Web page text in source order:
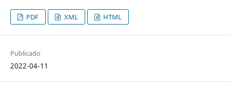
PDF XML HTML
Publicado
2022-04-11